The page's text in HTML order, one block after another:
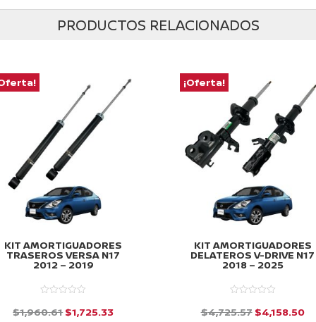
PRODUCTOS RELACIONADOS
KIT AMORTIGUADORES
TRASEROS VERSA N17
2012 – 2019
$1,960.61El
$1,725.33El
¡Oferta!
KIT AMORTIGUADORES
DELATEROS V-DRIVE N17
2018 – 2025
$4,725.57 El
$4,158.50El